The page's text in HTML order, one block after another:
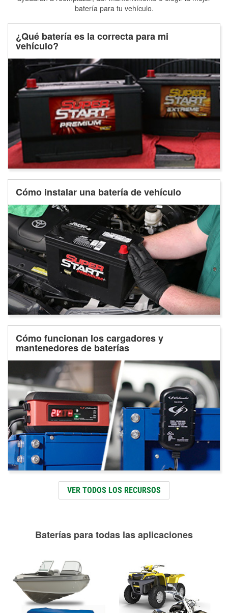
batería para tu vehículo.
¿Qué batería es la correcta para mi
vehículo?
Cómo instalar una batería de vehículo
Cómo funcionan los cargadores y
mantenedores de baterías
VER TODOS LOS RECURSOS
Baterías para todas las aplicaciones